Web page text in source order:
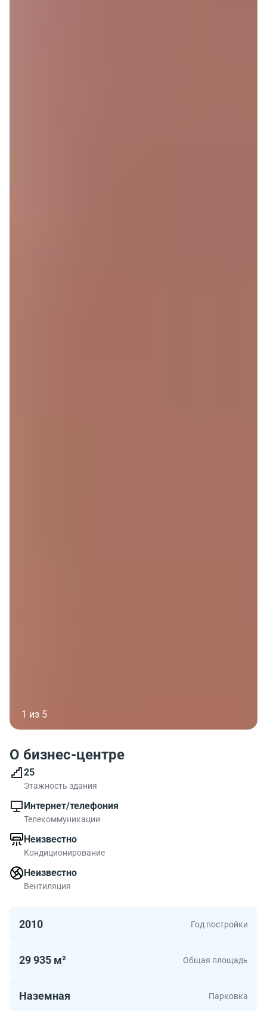
1 из 5
О бизнес-центре
25
Этажность здания
Интернет/телефония
Телекоммуникации
Неизвестно
Кондиционирование
Неизвестно
Вентиляция
2010 Год постройки
29 935 м² Общая площадь
Наземная Парковка